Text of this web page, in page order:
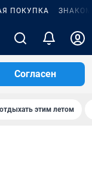
ПОКУПКА
Согласен
отдыхать этим летом